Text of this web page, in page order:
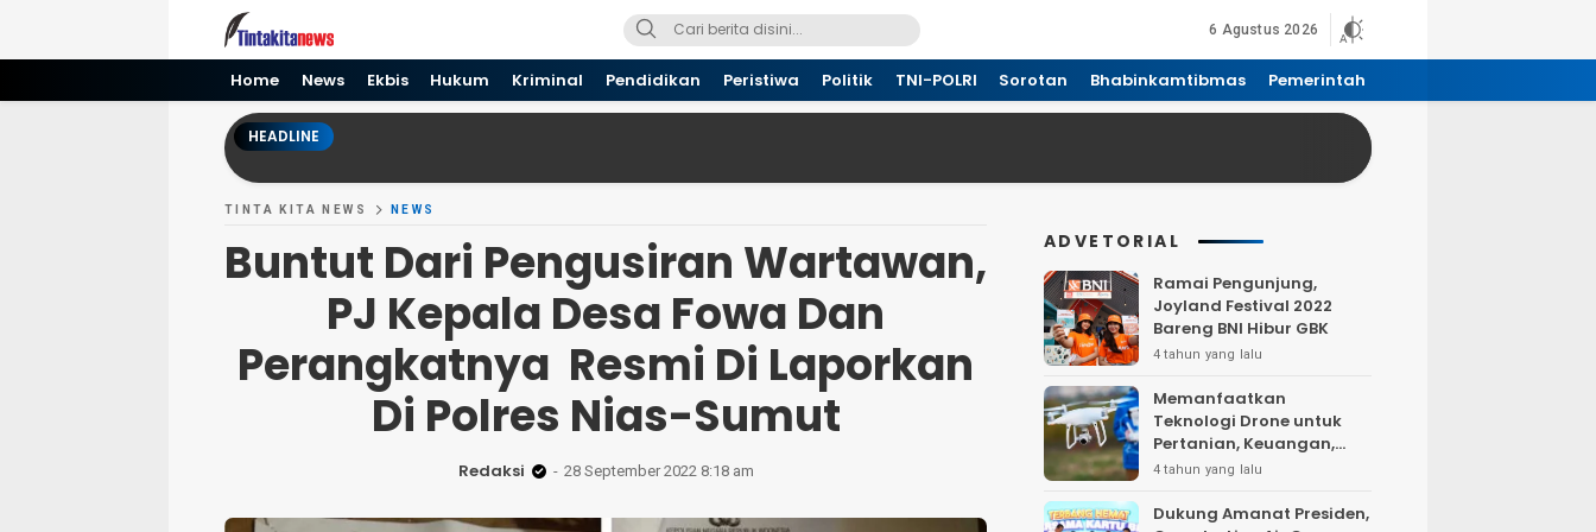
Tinta kita News
Informasi Terkini
6 Agustus 2026
Home News Ekbis Hukum Kriminal Pendidikan Peristiwa Politik TNI-POLRI Sorotan Bhabinkamtibmas Pemerintah
HEADLINE
TINTA KITA NEWS NEWS
Buntut Dari Pengusiran Wartawan,
PJ Kepala Desa Fowa Dan
Perangkatnya Resmi Di Laporkan
Di Polres Nias-Sumut
Redaksi 28 September 2022 8:18 am
ADVETORIAL
Ramai Pengunjung,
Joyland Festival 2022
Bareng BNI Hibur GBK
4 tahun yang lalu
Memanfaatkan
Teknologi Drone untuk
Pertanian, Keuangan,
Pertambangan, Real
Telekomunikasi.
4 tahun yang lalu
Dukung Amanat Presiden,